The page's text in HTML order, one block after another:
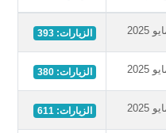
الزيارات: 393
الزيارات: 380
الزيارات: 611